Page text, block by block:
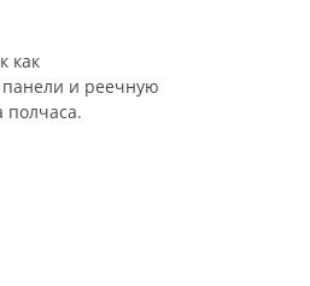
как
панели и реечную
полчаса.